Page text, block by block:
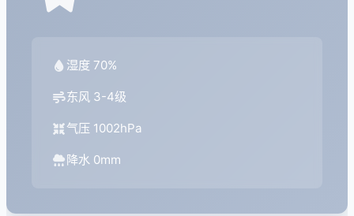
湿度 70%
东风 3-4级
气压 1002hPa
降水 0mm